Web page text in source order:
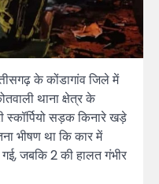
के कोंडागांव जिले में
थाना क्षेत्र के
सड़क किनारे खड़े
भीषण था कि कार में
जबकि 2 की हालत गंभीर